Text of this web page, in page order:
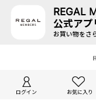
REGAL
公式アプ
お買い物をさ
ログイン お気に入り